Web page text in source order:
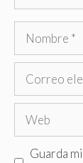
Nombre
Correo
Web
Guarda